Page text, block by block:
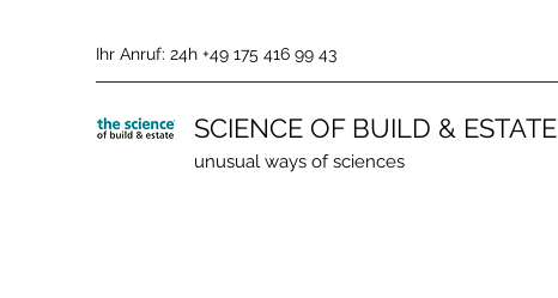
Ihr Anruf: 24h +49 175 416 99 43
SCIENCE OF BUILD & ESTATE
unusual ways of sciences